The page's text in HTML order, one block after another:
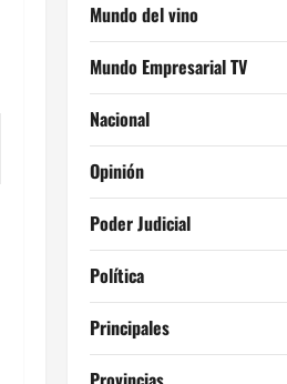
Mundo del vino
Mundo Empresarial TV
Nacional
Opinión
Poder Judicial
Política
Principales